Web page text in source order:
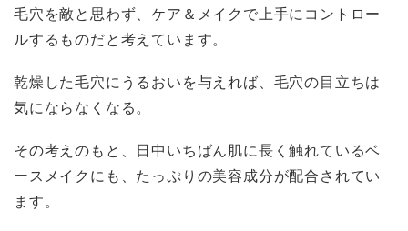
毛穴を敵と思わず、ケア＆メイクで上手にコントロー
ルするものだと考えています。
乾燥した毛穴にうるおいを与えれば、毛穴の目立ちは
気にならなくなる。
その考えのもと、日中いちばん肌に長く触れているベ
ースメイクにも、たっぷりの美容成分が配合されてい
ます。